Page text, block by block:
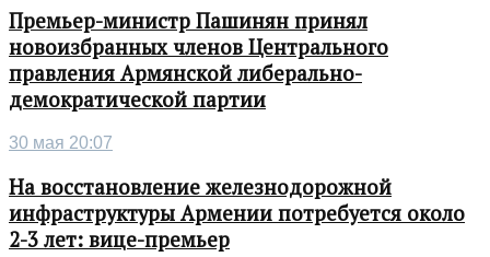
Премьер-министр Пашинян принял
новоизбранных членов Центрального
правления Армянской либерально-
демократической партии
30 мая 20:07
На восстановление железнодорожной
инфраструктуры Армении потребуется около
2-3 лет: вице-премьер